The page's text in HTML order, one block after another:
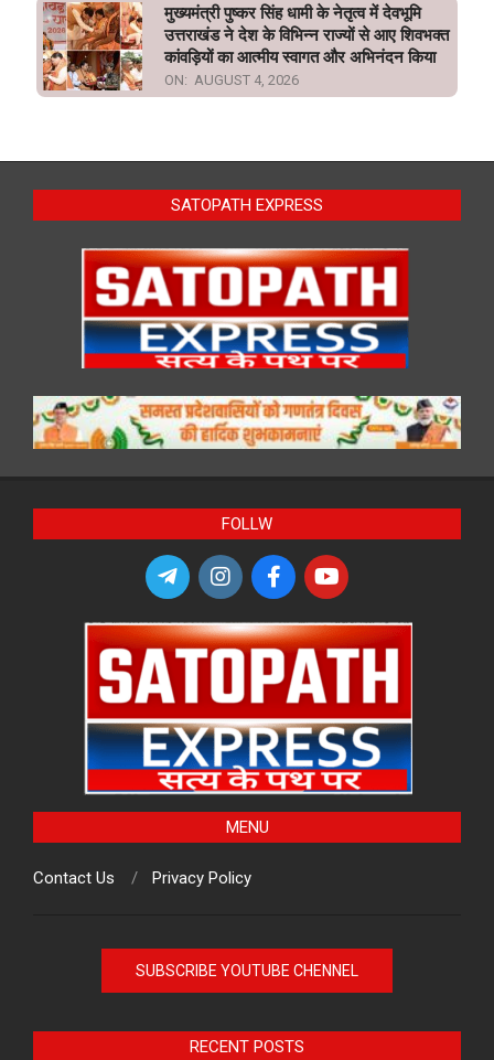
मुख्यमंत्री पुष्कर सिंह धामी के नेतृत्व में देवभूमि
उत्तराखंड ने देश के विभिन्न राज्यों से आए शिवभक्त
कांवड़ियों का आत्मीय स्वागत और अभिनंदन किया
ON: AUGUST 4, 2026
SATOPATH EXPRESS
FOLLW
MENU
Contact Us Privacy Policy
SUBSCRIBE YOUTUBE CHENNEL
RECENT POSTS